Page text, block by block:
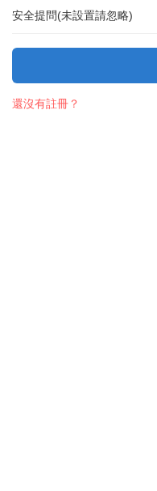
安全提問(未設置請忽略)
還沒有註冊？